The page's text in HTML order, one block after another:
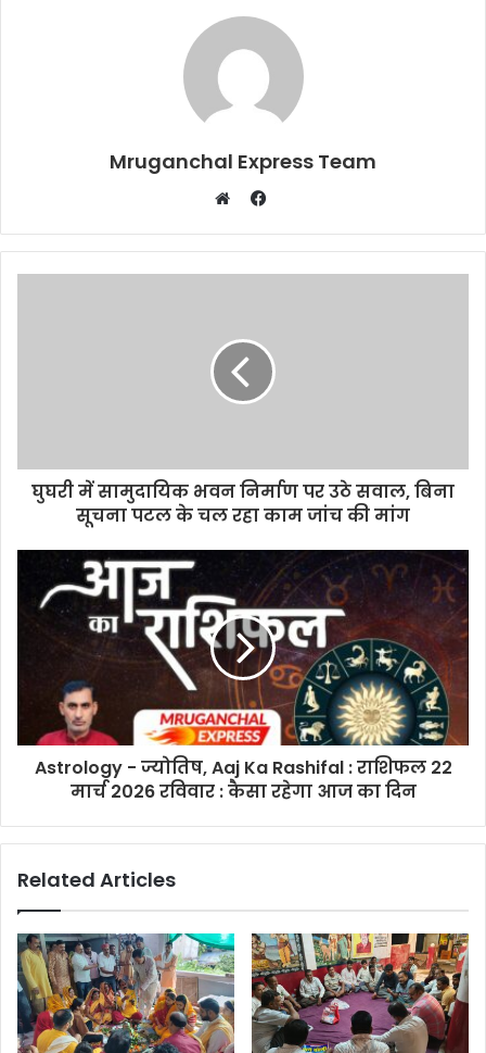
Mruganchal Express Team
Facebook
घुघरी में सामुदायिक भवन निर्माण पर उठे सवाल, बिना
सूचना पटल के चल रहा काम जांच की मांग
Astrology - ज्योतिष, Aaj Ka Rashifal : राशिफल 22
मार्च 2026 रविवार : कैसा रहेगा आज का दिन
Related Articles